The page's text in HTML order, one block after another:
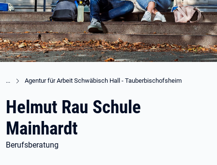
Agentur für Arbeit Schwäbisch Hall - Tauberbischofsheim
Helmut Rau Schule
Mainhardt
Berufsberatung